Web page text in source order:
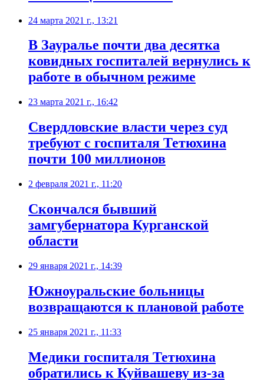
24 марта 2021 г., 13:21
В Зауралье почти два десятка
ковидных госпиталей вернулись к
работе в обычном режиме
23 марта 2021 г., 16:42
Свердловские власти через суд
требуют с госпиталя Тетюхина
почти 100 миллионов
2 февраля 2021 г., 11:20
Скончался бывший
замгубернатора Курганской
области
29 января 2021 г., 14:39
​Южноуральские больницы
возвращаются к плановой работе
25 января 2021 г., 11:33
Медики госпиталя Тетюхина
обратились к Куйвашеву из-за